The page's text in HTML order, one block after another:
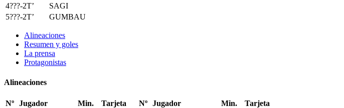
4???-2T’
SAGI
5???-2T’
GUMBAU
Alineaciones
Resumen y goles
La prensa
Protagonistas
Alineaciones
Nº Jugador Min. Tarjeta Nº Jugador Min.
Tarjeta